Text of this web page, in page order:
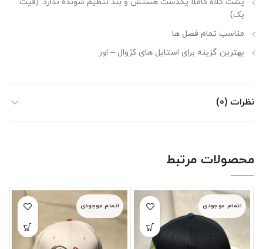
پشت کلاه کاملا یکدست هستش و بند تنظیم شونده ندارد. (فیت
بک)
مناسب تمام فصل ها
بهترین گزینه برای استایل های کژوال – اور
نظرات (0)
محصولات مرتبط
اتمام موجودی اتمام موجودی